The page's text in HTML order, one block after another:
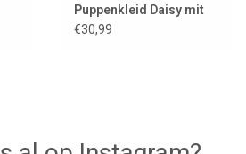
Puppenkleid Daisy mit
Stirnband / Moka
€30,99